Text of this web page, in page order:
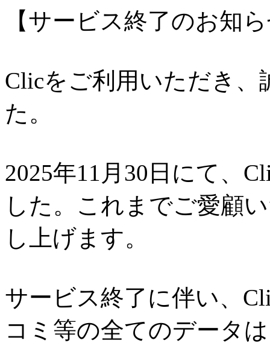
【サービス終了のお知
Clicをご利用いただき
た。
2025年11月30日にて、
した。これまでご愛顧
し上げます。
サービス終了に伴い、
コミ等の全てのデータ